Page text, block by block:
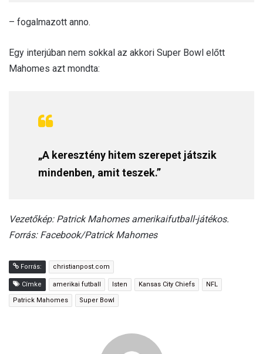
– fogalmazott anno.
Egy interjúban nem sokkal az akkori Super Bowl előtt
Mahomes azt mondta:
„A keresztény hitem szerepet játszik
mindenben, amit teszek.”
Vezetőkép: Patrick Mahomes amerikaifutball-játékos.
Forrás: Facebook/Patrick Mahomes
Forrás: christianpost.com
Címke amerikai futball Isten Kansas City Chiefs NFL
Patrick Mahomes Super Bowl